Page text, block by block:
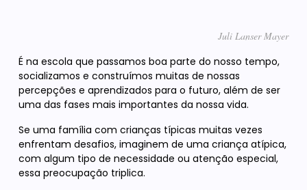
Juli Lanser Mayer
É na escola que passamos boa parte do nosso tempo,
socializamos e construímos muitas de nossas
percepções e aprendizados para o futuro, além de ser
uma das fases mais importantes da nossa vida.
Se uma família com crianças típicas muitas vezes
enfrentam desafios, imaginem de uma criança atípica,
com algum tipo de necessidade ou atenção especial,
essa preocupação triplica.